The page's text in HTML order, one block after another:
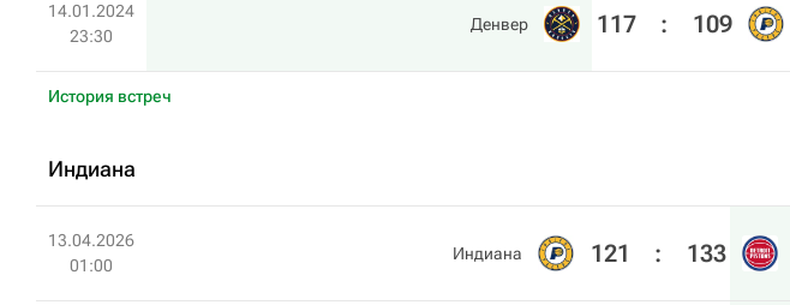
14.01.2024
23:30
Денвер 117 : 109
История встреч
Индиана
13.04.2026
01:00
Индиана 121 : 133